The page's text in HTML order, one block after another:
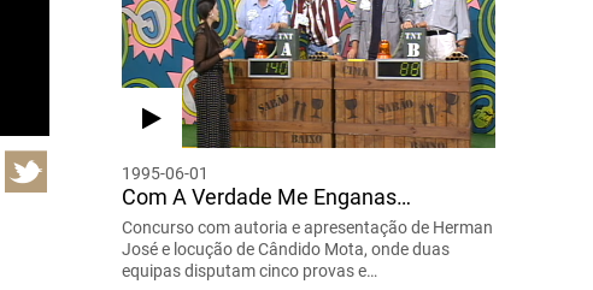
1995-06-01
Com A Verdade Me Enganas…
Concurso com autoria e apresentação de Herman
José e locução de Cândido Mota, onde duas
equipas disputam cinco provas e…